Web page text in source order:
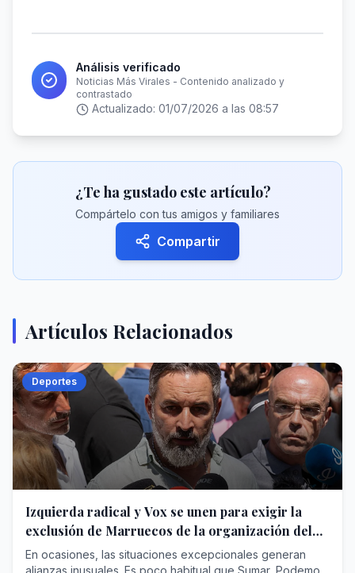
Análisis verificado
Noticias Más Virales - Contenido analizado y
contrastado
Actualizado: 01/07/2026 a las 08:57
¿Te ha gustado este artículo?
Compártelo con tus amigos y familiares
Compartir
Artículos Relacionados
Deportes
Izquierda radical y Vox se unen para exigir la
exclusión de Marruecos de la organización del
Mundial de 2030
En ocasiones, las situaciones excepcionales generan
alianzas inusuales. Es poco habitual que Sumar, Podemos